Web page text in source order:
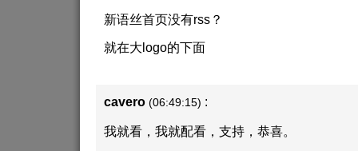
新语丝首页没有rss？
就在大logo的下面
cavero (06:49:15) :
我就看，我就配看，支持，恭喜。